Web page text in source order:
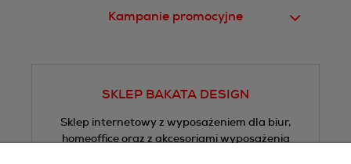
Kampanie promocyjne
SKLEP BAKATA DESIGN
Sklep internetowy z wyposażeniem dla biur,
homeoffice oraz z akcesoriami wyposażenia